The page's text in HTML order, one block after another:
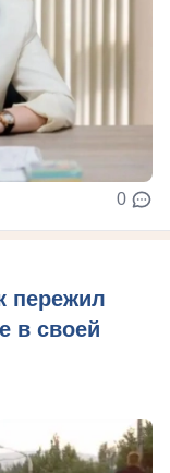
0
пережил
в своей